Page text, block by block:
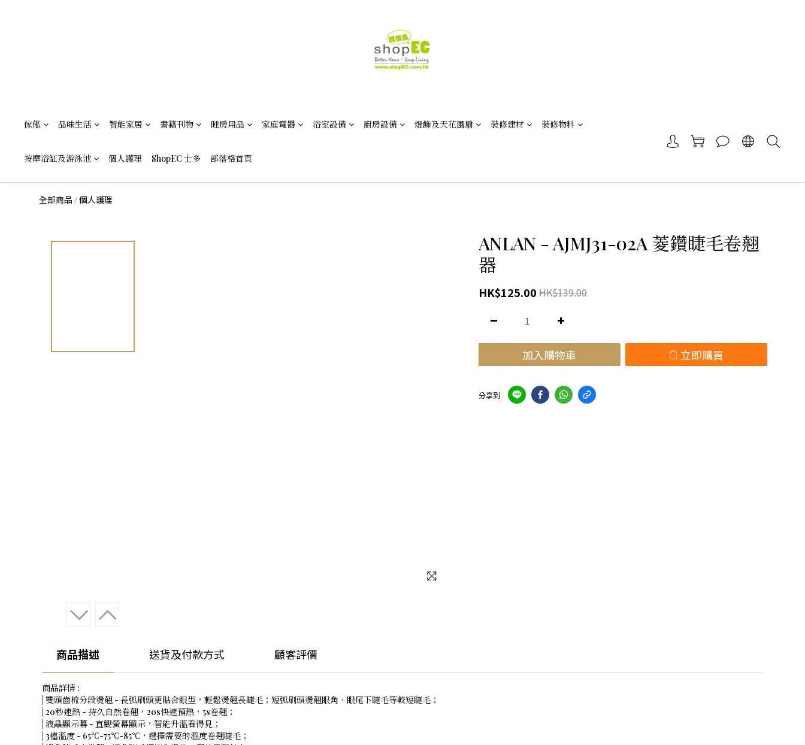
傢俬 品味生活 智能家居 書籍刊物 睡房用品 家庭電器 浴室設備 廚房設備 燈飾及天花風扇 裝修建材 裝修物料
按摩浴缸及游泳池 個人護理 ShopEC 士多 部落格首頁
全部商品 /個人護理
ANLAN - AJMJ31-02A 菱鑽睫毛卷翹
器
HK$125.00HK$139.00
加入購物車 立即購買
分享到
商品描述 送貨及付款方式 顧客評價
商品詳情 :
| 雙頭齒梳分段燙翹 - 長弧刷頭更貼合眼型，輕鬆燙翹長睫毛；短弧刷頭燙翹眼角、眼尾下睫毛等較短睫毛；
| 20秒速熱 - 持久自然卷翹，20s快速預熱，5s卷翹；
| 液晶顯示幕 - 直觀螢幕顯示，智能升溫看得見；
| 3檔溫度 - 65℃-75℃-85℃，選擇需要的溫度卷翹睫毛；